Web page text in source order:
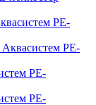
PE-
PE-
PE-
PE-